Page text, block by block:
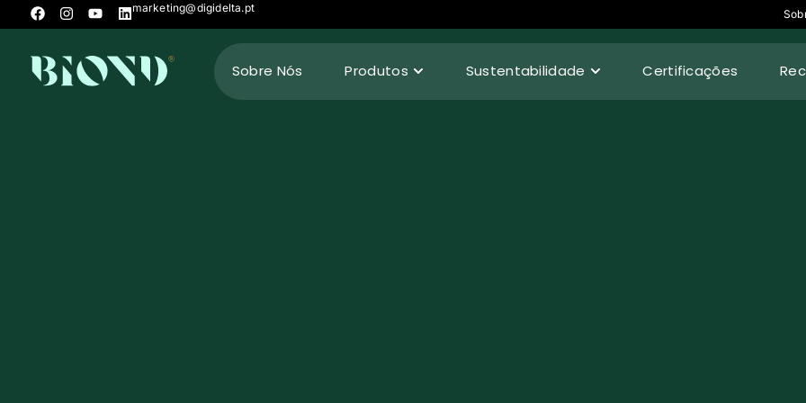
marketing@digidelta.pt
Sobre Nós Produtos Sustentabilidade Certificações